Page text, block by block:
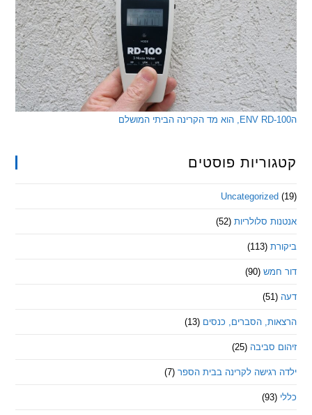
פוסטים
סלולריות (52)
(90)
הסברים, כנסים (13)
סביבה (25)
לקרינה בבית הספר (7)